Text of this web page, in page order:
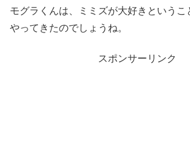
モグラくんは、ミミズが大好きというこ
やってきたのでしょうね。
スポンサーリンク